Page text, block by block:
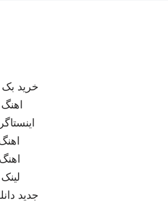
خرید بک
لینک
جدید